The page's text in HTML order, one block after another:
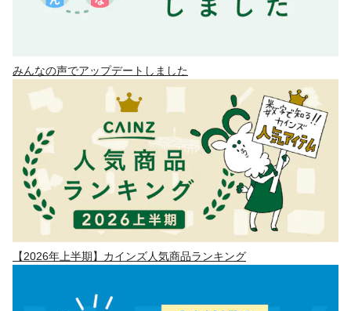
みんなの声でアップデートしました
【2026年上半期】カインズ人気商品ランキング